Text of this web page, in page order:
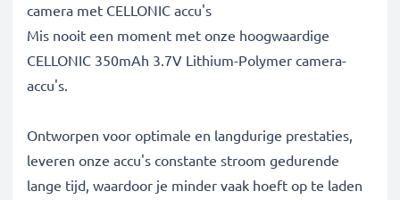
camera met CELLONIC accu's
Mis nooit een moment met onze hoogwaardige
CELLONIC 350mAh 3.7V Lithium-Polymer camera-
accu's.
Ontworpen voor optimale en langdurige prestaties,
leveren onze accu's constante stroom gedurende
lange tijd, waardoor je minder vaak hoeft op te laden